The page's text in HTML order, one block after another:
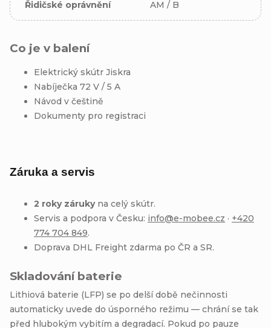
Řidičské oprávnění AM / B
Co je v balení
Elektrický skútr Jiskra
Nabíječka 72 V / 5 A
Návod v češtině
Dokumenty pro registraci
Záruka a servis
2 roky záruky na celý skútr.
Servis a podpora v Česku: info@e-mobee.cz · +420
774 704 849.
Doprava DHL Freight zdarma po ČR a SR.
Skladování baterie
Lithiová baterie (LFP) se po delší době nečinnosti
automaticky uvede do úsporného režimu — chrání se tak
před hlubokým vybitím a degradací. Pokud po pauze